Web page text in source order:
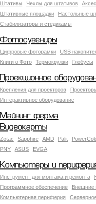
Штативы
Чехлы для штативов
Штативные площадки
Настольные
Стабилизаторы и стедикамы
Фотосувениры
Цифровые фоторамки USB
Книги о Фото
Термокружки Глобусы
Проекционное
Крепления для проекторов
Интерактивное оборудование
Майнинг ферма
Видеокарты
Zotac Sapphire AMD Palit
PNY
ASUS EVGA
Компьютеры и
Инструмент для монтажа и ремонта
Программное обеспечение
Внешние
Компьютерная периферия